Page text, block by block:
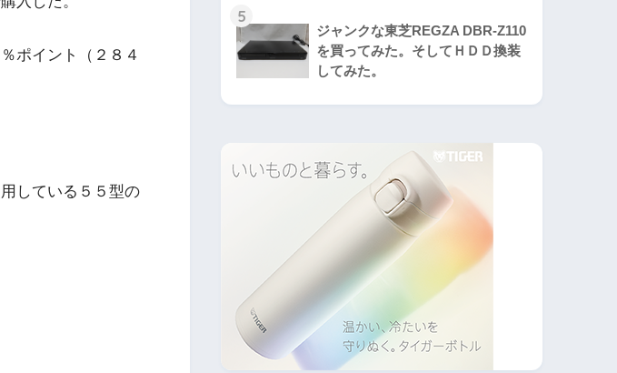
ポイント（２８４
している５５型の
5
ジャンクな東芝REGZA DBR-Z110
を買ってみた。そしてＨＤＤ換装
してみた。